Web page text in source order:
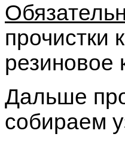
прочистки
резиновое
Дальше
собираем